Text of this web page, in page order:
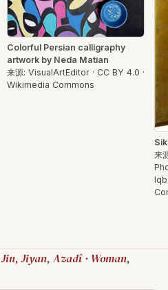
Colorful Persian calligraphy
artwork by Neda Matian
来源: VisualArtEditor · CC BY 4.0 ·
Wikimedia Commons
来
Jiyan, Azadî · Woman,